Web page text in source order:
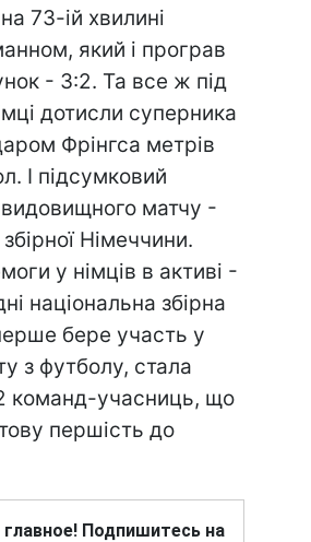
73-ій хвилині
який і програв
- 3:2. Та все ж під
дотисли суперника
Фрінгса метрів
І підсумковий
матчу -
Німеччини.
у німців в активі -
національна збірна
бере участь у
з футболу, стала
команд-учасниць, що
першість до
главное! Подпишитесь на